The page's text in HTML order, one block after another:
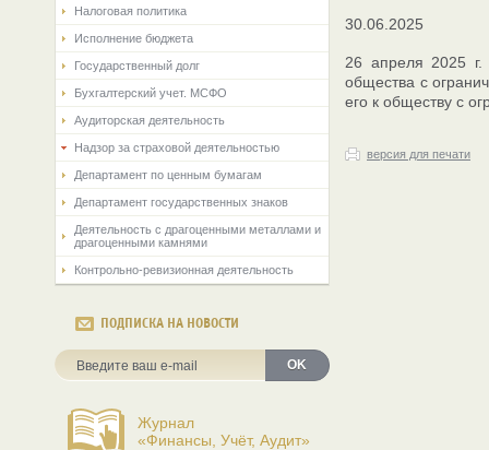
Налоговая политика
Исполнение бюджета
Государственный долг
Бухгалтерский учет. МСФО
Аудиторская деятельность
Надзор за страховой деятельностью
Департамент по ценным бумагам
Департамент государственных знаков
Деятельность с драгоценными металлами и
драгоценными камнями
Контрольно-ревизионная деятельность
ПОДПИСКА НА НОВОСТИ
OK
Журнал
«Финансы, Учёт, Аудит»
30.06.2025
26 апреля 2025 г.
общества с
его к обществу с
версия для печати